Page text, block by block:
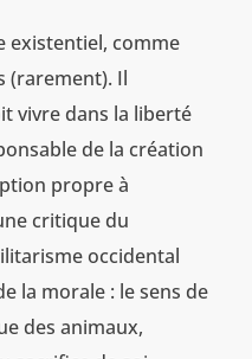
existentiel, comme
(rarement). Il
vivre dans la liberté
de la création
propre à
critique du
occidental
la morale : le sens de
des animaux,